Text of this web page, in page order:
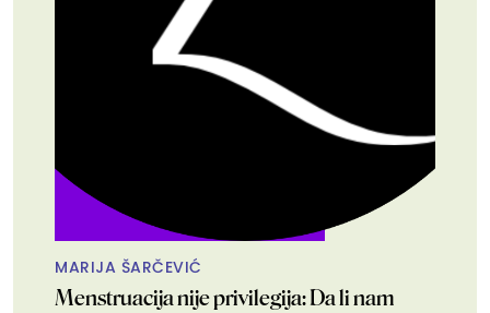
MARIJA ŠARČEVIĆ
Menstruacija nije privilegija: Da li nam